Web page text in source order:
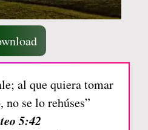
al que quiera tomar
no se lo rehúses”
5:42